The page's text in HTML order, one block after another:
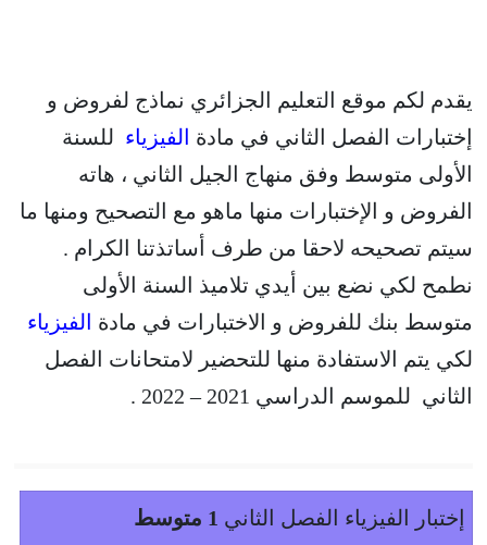
يقدم لكم موقع التعليم الجزائري نماذج لفروض و
إختبارات الفصل الثاني في مادة الفيزياء للسنة
الأولى متوسط وفق منهاج الجيل الثاني ، هاته
الفروض و الإختبارات منها ماهو مع التصحيح ومنها ما
سيتم تصحيحه لاحقا من طرف أساتذتنا الكرام .
نطمح لكي نضع بين أيدي تلاميذ السنة الأولى
متوسط بنك للفروض و الاختبارات في مادة الفيزياء
لكي يتم الاستفادة منها للتحضير لامتحانات الفصل
الثاني للموسم الدراسي 2021 – 2022 .
إختبار الفيزياء الفصل الثاني 1 متوسط